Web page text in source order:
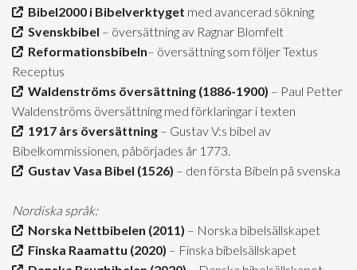
Bibel2000 i Bibelverktyget med avancerad sökning
Svenskbibel – översättning av Ragnar Blomfelt
Reformationsbibeln– översättning som följer Textus
Receptus
Waldenströms översättning (1886-1900) – Paul Petter
Waldenströms översättning med förklaringar i texten
1917 års översättning – Gustav V:s bibel av
Bibelkommissionen, påbörjades år 1773.
Gustav Vasa Bibel (1526) – den första Bibeln på svenska
Nordiska språk:
Norska Nettbibelen (2011) – Norska bibelsällskapet
Finska Raamattu (2020) – Finska bibelsällskapet